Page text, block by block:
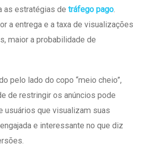
as estratégias de tráfego pago
a entrega e a taxa de visualizações
maior a probabilidade de
pelo lado do copo “meio cheio”,
de restringir os anúncios pode
usuários que visualizam suas
e interessante no que diz